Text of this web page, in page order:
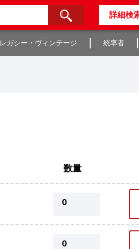
詳細検
レガシー・ヴィンテージ 統率者
数量
0
0